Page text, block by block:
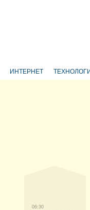
ИНТЕРНЕТ
06:30